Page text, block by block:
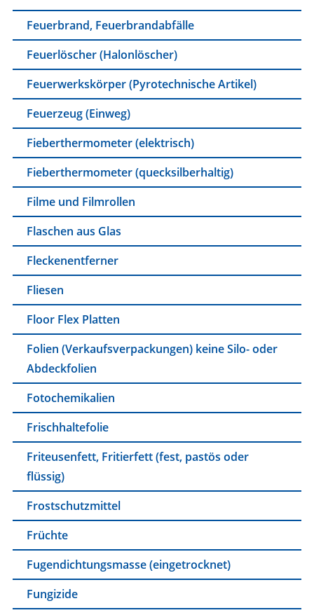
Feuerbrand, Feuerbrandabfälle
Feuerlöscher (Halonlöscher)
Feuerwerkskörper (Pyrotechnische Artikel)
Feuerzeug (Einweg)
Fieberthermometer (elektrisch)
Fieberthermometer (quecksilberhaltig)
Filme und Filmrollen
Flaschen aus Glas
Fleckenentferner
Fliesen
Floor Flex Platten
Folien (Verkaufsverpackungen) keine Silo- oder
Abdeckfolien
Fotochemikalien
Frischhaltefolie
Friteusenfett, Fritierfett (fest, pastös oder
flüssig)
Frostschutzmittel
Früchte
Fugendichtungsmasse (eingetrocknet)
Fungizide